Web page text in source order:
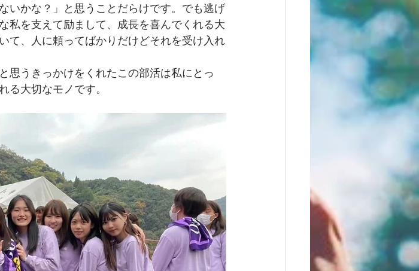
いかな？」と思うことだらけです。でも逃げ
私を支えて励まして、成長を喜んでくれる大
て、人に頼ってばかりだけどそれを受け入れ
思うきっかけをくれたこの部活は私にとっ
る大切なモノです。